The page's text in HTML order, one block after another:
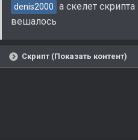
denis2000 а скелет
вешалось
Скрипт (Показать контент)